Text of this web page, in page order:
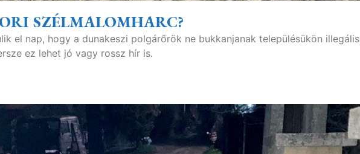
SZÉLMALOMHARC?
el nap, hogy a dunakeszi polgárőrök ne bukkanjanak településükön illegális
ez lehet jó vagy rossz hír is.